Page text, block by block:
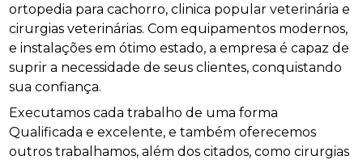
ortopedia para cachorro, clinica popular veterinária e
cirurgias veterinárias. Com equipamentos modernos,
e instalações em ótimo estado, a empresa é capaz de
suprir a necessidade de seus clientes, conquistando
sua confiança.
Executamos cada trabalho de uma forma
Qualificada e excelente, e também oferecemos
outros trabalhamos, além dos citados, como cirurgias